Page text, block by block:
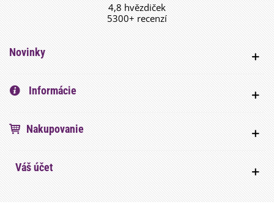
4,8 hvězdiček
5300+ recenzí
Novinky
Informácie
Nakupovanie
Váš účet